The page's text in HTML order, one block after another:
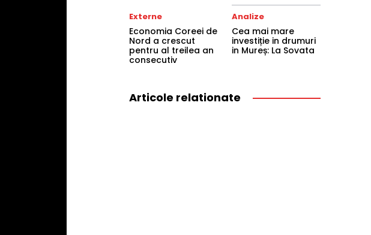
Externe
Economia Coreei de
Nord a crescut
pentru al treilea an
consecutiv
Analize
Cea mai mare
investiție in drumuri
in Mureș: La Sovata
Articole relationate